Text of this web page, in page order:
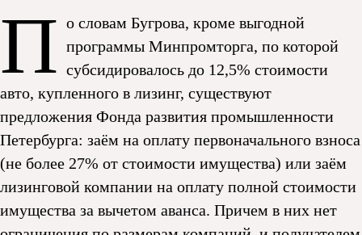
П о словам Бугрова, кроме выгодной
программы Минпромторга, по которой
субсидировалось до 12,5% стоимости
авто, купленного в лизинг, существуют
предложения Фонда развития промышленности
Петербурга: заём на оплату первоначального взноса
(не более 27% от стоимости имущества) или заём
лизинговой компании на оплату полной стоимости
имущества за вычетом аванса. Причем в них нет